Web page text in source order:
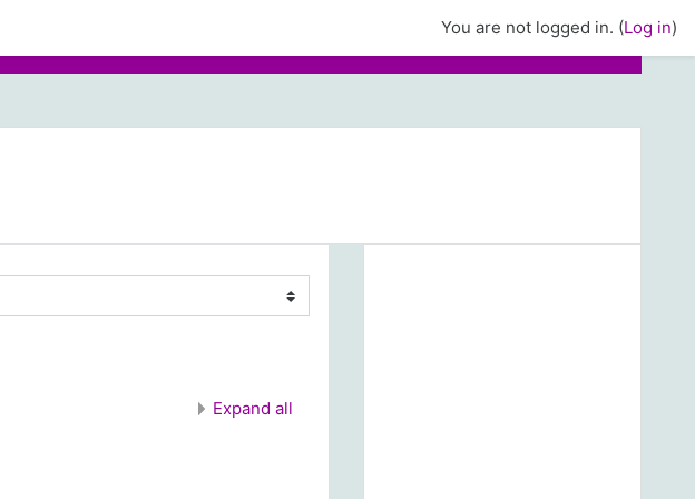
You are not logged in. (Log in)
Expand all